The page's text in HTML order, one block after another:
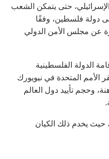
حتى يتمكن الشعب
دولة فلسطين، وفقًا
عن مجلس الأمن الدولي
الدولة الفلسطينية
المتحدة في نيويورك
وحجم تأييد دول العالم
حيث يخدم ذلك الكيان